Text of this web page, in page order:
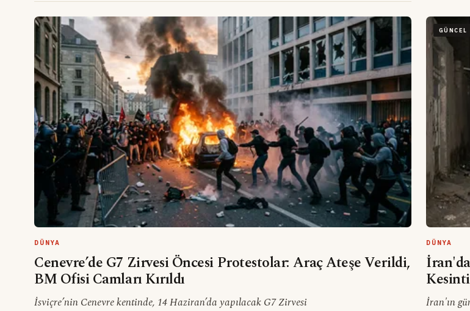
DÜNYA
Cenevre’de G7 Zirvesi Öncesi Protestolar: Araç Ateşe Verildi,
BM Ofisi Camları Kırıldı
İsviçre’nin Cenevre kentinde, 14 Haziran’da yapılacak G7 Zirvesi
GÜNCEL
DÜNYA
İran'ın